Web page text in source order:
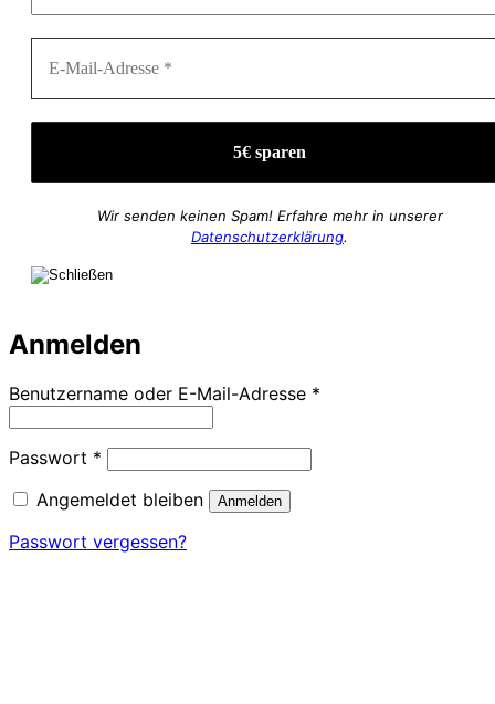
Wir senden keinen Spam! Erfahre mehr in unserer
Datenschutzerklärung.
Anmelden
Benutzername oder E-Mail-Adresse *
Passwort * Erforderlich
Angemeldet bleiben
Anmelden
Passwort vergessen?